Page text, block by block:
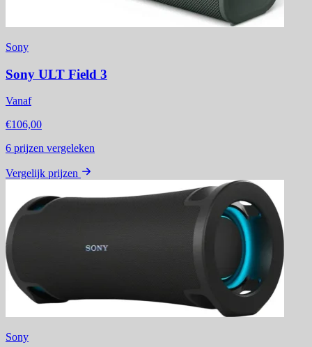
Sony
Sony ULT Field 3
Vanaf
€106,00
6 prijzen vergeleken
Vergelijk prijzen
Sony